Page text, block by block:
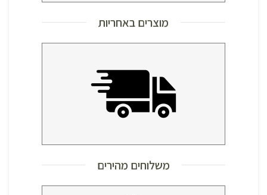
מוצרים באחריות
משלוחים מהירים